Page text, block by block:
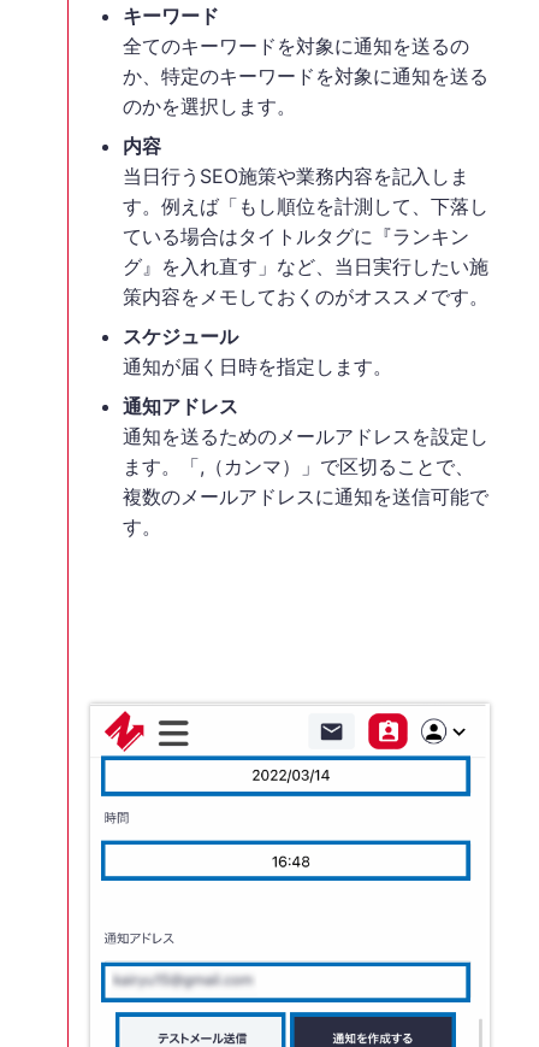
キーワード
全てのキーワードを対象に通知を送るの
か、特定のキーワードを対象に通知を送る
のかを選択します。
内容
当日行うSEO施策や業務内容を記入しま
す。例えば「もし順位を計測して、下落し
ている場合はタイトルタグに『ランキン
グ』を入れ直す」など、当日実行したい施
策内容をメモしておくのがオススメです。
スケジュール
通知が届く日時を指定します。
通知アドレス
通知を送るためのメールアドレスを設定し
ます。「,（カンマ）」で区切ることで、
複数のメールアドレスに通知を送信可能で
す。